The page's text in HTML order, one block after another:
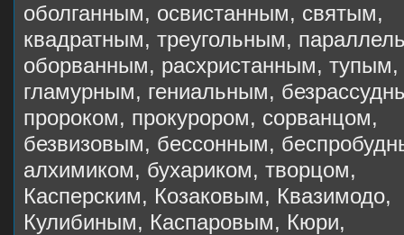
оболганным, освистанным, святым,
квадратным, треугольным,
оборванным, расхристанным, тупым,
гламурным, гениальным,
пророком, прокурором, сорванцом,
безвизовым, бессонным,
алхимиком, бухариком, творцом,
Касперским, Козаковым, Квазимодо,
Кулибиным, Каспаровым, Кюри,